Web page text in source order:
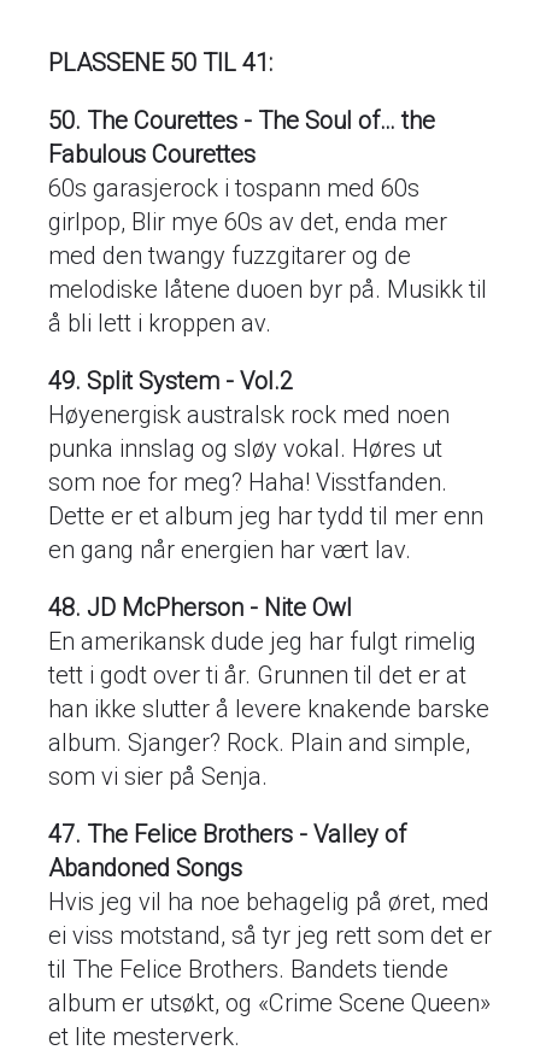
PLASSENE 50 TIL 41:
50. The Courettes - The Soul of… the
Fabulous Courettes
60s garasjerock i tospann med 60s
girlpop, Blir mye 60s av det, enda mer
med den twangy fuzzgitarer og de
melodiske låtene duoen byr på. Musikk til
å bli lett i kroppen av.
49. Split System - Vol.2
Høyenergisk australsk rock med noen
punka innslag og sløy vokal. Høres ut
som noe for meg? Haha! Visstfanden.
Dette er et album jeg har tydd til mer enn
en gang når energien har vært lav.
48. JD McPherson - Nite Owl
En amerikansk dude jeg har fulgt rimelig
tett i godt over ti år. Grunnen til det er at
han ikke slutter å levere knakende barske
album. Sjanger? Rock. Plain and simple,
som vi sier på Senja.
47. The Felice Brothers - Valley of
Abandoned Songs
Hvis jeg vil ha noe behagelig på øret, med
ei viss motstand, så tyr jeg rett som det er
til The Felice Brothers. Bandets tiende
album er utsøkt, og «Crime Scene Queen»
et lite mesterverk.